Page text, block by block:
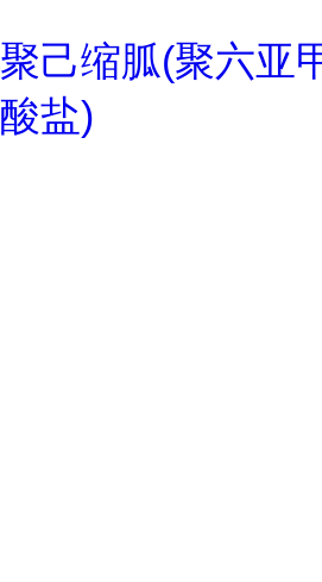
聚己缩胍(聚六亚
酸盐)